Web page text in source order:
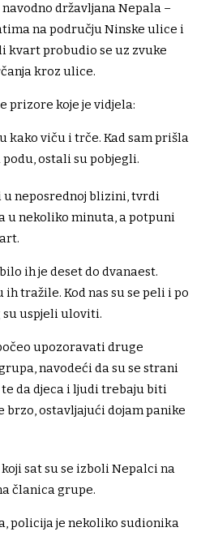
državljana Nepala –
na području Ninske ulice i
kvart probudio se uz zvuke
kroz ulice.
prizore koje je vidjela:
kako viču i trče. Kad sam prišla
ostali su pobjegli.
u neposrednoj blizini, tvrdi
u nekoliko minuta, a potpuni
ih je deset do dvanaest.
tražile. Kod nas su se peli i po
su uspjeli uloviti.
upozoravati druge
navodeći da su se strani
da djeca i ljudi trebaju biti
brzo, ostavljajući dojam panike
sat su se izboli Nepalci na
članica grupe.
policija je nekoliko sudionika